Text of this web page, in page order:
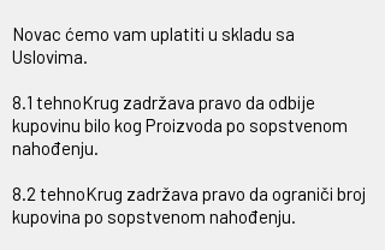
Novac ćemo vam uplatiti u skladu sa
Uslovima.
8.1 tehnoKrug zadržava pravo da odbije
kupovinu bilo kog Proizvoda po sopstvenom
nahođenju.
8.2 tehnoKrug zadržava pravo da ograniči broj
kupovina po sopstvenom nahođenju.